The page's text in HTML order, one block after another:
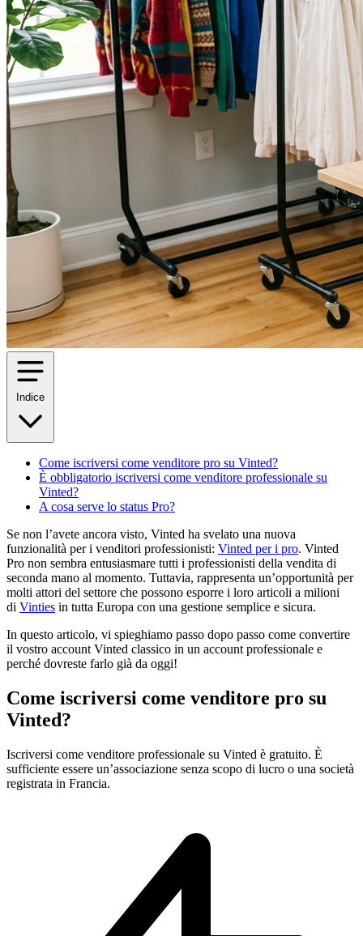
Indice
Come iscriversi come venditore pro su Vinted?
È obbligatorio iscriversi come venditore professionale su
Vinted?
A cosa serve lo status Pro?
Se non l’avete ancora visto, Vinted ha svelato una nuova
funzionalità per i venditori professionisti: Vinted per i pro. Vinted
Pro non sembra entusiasmare tutti i professionisti della vendita di
seconda mano al momento. Tuttavia, rappresenta un’opportunità per
molti attori del settore che possono esporre i loro articoli a milioni
di Vinties in tutta Europa con una gestione semplice e sicura.
In questo articolo, vi spieghiamo passo dopo passo come convertire
il vostro account Vinted classico in un account professionale e
perché dovreste farlo già da oggi!
Come iscriversi come venditore pro su
Vinted?
Iscriversi come venditore professionale su Vinted è gratuito. È
sufficiente essere un’associazione senza scopo di lucro o una società
registrata in Francia.